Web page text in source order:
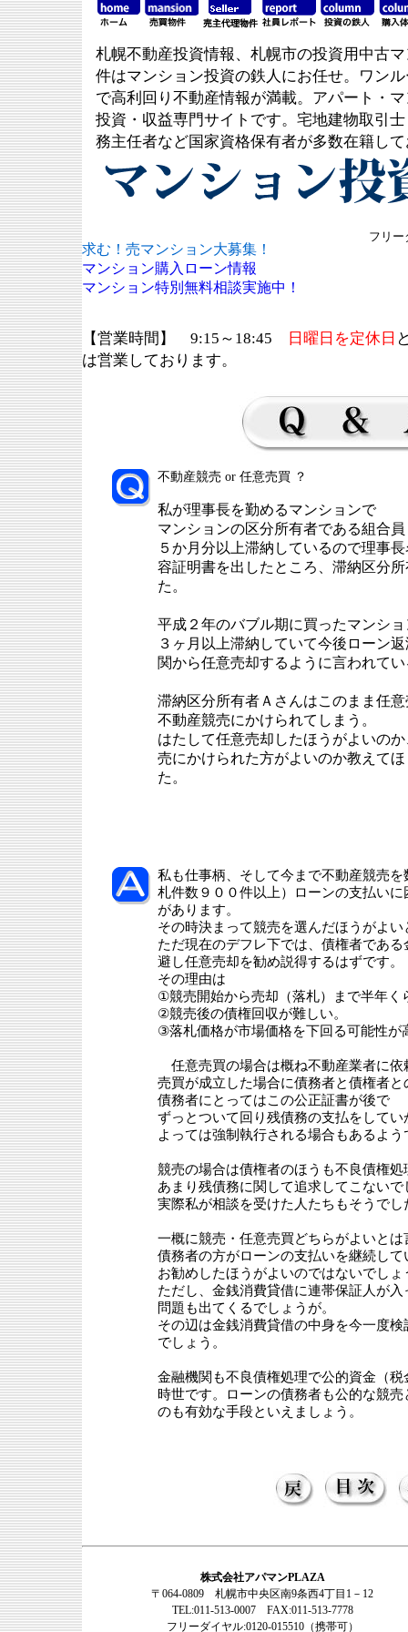
札幌不動産投資情報、札幌市の投資用中古
件はマンション投資の鉄人にお任せ。ワン
で高利回り不動産情報が満載。アパート・
投資・収益専門サイトです。宅地建物取引
務主任者など国家資格保有者が多数在籍し
求む！売マンション大募集！
マンション購入ローン情報
マンション特別無料相談実施中！
フリー
【営業時間】 9:15～18:45 日曜日を定休日
は営業しております。
不動産競売 or 任意売買 ？
私が理事長を勤めるマンションで
マンションの区分所有者である組合
５か月分以上滞納しているので理事
容証明書を出したところ、滞納区分
た。
平成２年のバブル期に買ったマンシ
３ヶ月以上滞納していて今後ローン
関から任意売却するように言われて
滞納区分所有者Ａさんはこのまま任
不動産競売にかけられてしまう。
はたして任意売却したほうがよいの
売にかけられた方がよいのか教えて
た。
私も仕事柄、そして今まで不動産競売
札件数９００件以上）ローンの支払い
があります。
その時決まって競売を選んだほうがよ
ただ現在のデフレ下では、債権者であ
避し任意売却を勧め説得するはずです。
その理由は
①競売開始から売却（落札）まで半年く
②競売後の債権回収が難しい。
③落札価格が市場価格を下回る可能性が
任意売買の場合は概ね不動産業者に依
売買が成立した場合に債務者と債権者
債務者にとってはこの公正証書が後で
ずっとついて回り残債務の支払をして
よっては強制執行される場合もあるよう
競売の場合は債権者のほうも不良債権処
あまり残債務に関して追求してこないで
実際私が相談を受けた人たちもそうでし
一概に競売・任意売買どちらがよいとは
債務者の方がローンの支払いを継続し
お勧めしたほうがよいのではないでしょ
ただし、金銭消費貸借に連帯保証人が
問題も出てくるでしょうが。
その辺は金銭消費貸借の中身を今一度
でしょう。
金融機関も不良債権処理で公的資金（
時世です。ローンの債務者も公的な競
のも有効な手段といえましょう。
株式会社アパマンPLAZA
〒064-0809 札幌市中央区南9条西4丁目1－12
TEL:011-513-0007 FAX:011-513-7778
フリーダイヤル:0120-015510（携帯可）